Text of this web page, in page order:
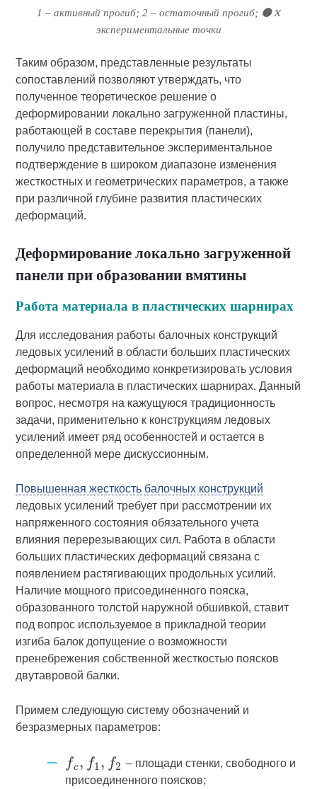
1 – активный прогиб; 2 – остаточный прогиб; ⚫х
экспериментальные точки
Таким образом, представленные результаты
сопоставлений позволяют утверждать, что
полученное теоретическое решение о
деформировании локально загруженной пластины,
работающей в составе перекрытия (панели),
получило представительное экспериментальное
подтверждение в широком диапазоне изменения
жесткостных и геометрических параметров, а также
при различной глубине развития пластических
деформаций.
Деформирование локально загруженной
панели при образовании вмятины
Работа материала в пластических шарнирах
Для исследования работы балочных конструкций
ледовых усилений в области больших пластических
деформаций необходимо конкретизировать условия
работы материала в пластических шарнирах. Данный
вопрос, несмотря на кажущуюся традиционность
задачи, применительно к конструкциям ледовых
усилений имеет ряд особенностей и остается в
определенной мере дискуссионным.
Повышенная жесткость балочных конструкций
ледовых усилений требует при рассмотрении их
напряженного состояния обязательного учета
влияния перерезывающих сил. Работа в области
больших пластических деформаций связана с
появлением растягивающих продольных усилий.
Наличие мощного присоединенного пояска,
образованного толстой наружной обшивкой, ставит
под вопрос используемое в прикладной теории
изгиба балок допущение о возможности
пренебрежения собственной жесткостью поясков
двутавровой балки.
Примем следующую систему обозначений и
безразмерных параметров:
– площади стенки, свободного и
присоединенного поясков;